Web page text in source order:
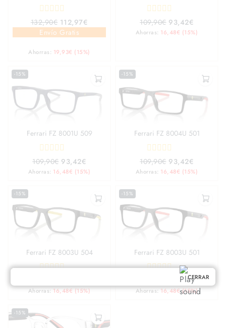
0
out
of
132,90€ 112,97€
Envío Gratis
Ahorras: 19,93€ (15%)
0
out
of
109,90€ 93,42€
Ahorras: 16,48€ (15%)
-15%
Ferrari FZ 8001U 509
0
out
of
109,90€ 93,42€
Ahorras: 16,48€ (15%)
-15%
Ferrari FZ 8004U 501
0
out
of
109,90€ 93,42€
Ahorras: 16,48€ (15%)
-15%
Ferrari FZ 8003U 504
out
of
Ahorras: 16,48€ (15%)
-15%
Ferrari FZ 8003U 501
out
of
93,42€
Ahorras: 16,48€ (15%)
-15%
CERRAR